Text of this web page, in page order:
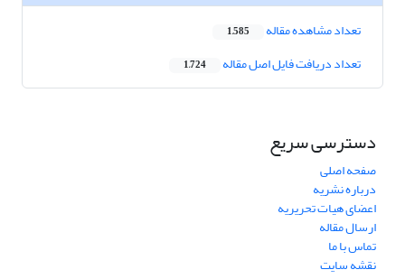
تعداد مشاهده مقاله 1,585
تعداد دریافت فایل اصل مقاله 1,724
دسترسی سریع
صفحه اصلی
درباره نشریه
اعضای هیات تحریریه
ارسال مقاله
تماس با ما
نقشه سایت